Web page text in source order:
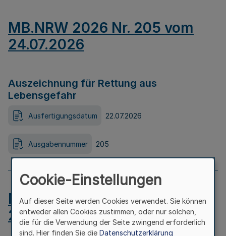
MB.NRW 2026 Nr. 205 vom
24.07.2026
Auszeichnung für Rettung aus
Lebensgefahr
Ausfertigungsdatum 22.07.2026
Ausgabennummer 205
MB.NRW 2026 Nr. 204 vom
24.07.2026
Cookie-Einstellungen
Auf dieser Seite werden Cookies verwendet. Sie können
entweder allen Cookies zustimmen, oder nur solchen,
die für die Verwendung der Seite zwingend erforderlich
sind. Hier finden Sie die Datenschutzerklärung